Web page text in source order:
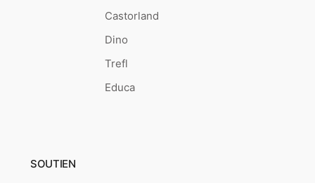
Castorland
Dino
Trefl
Educa
SOUTIEN